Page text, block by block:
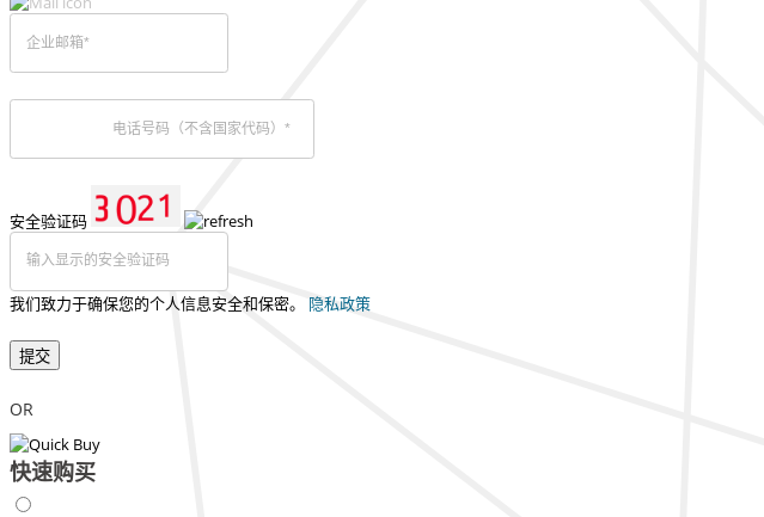
安全验证码
我们致力于确保您的个人信息安全和保密。 隐私政策
提交
OR
快速购买